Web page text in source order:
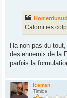
Homerdusud
Calomnies
Ha non pas du
des ennemis de la
parfois la
Iceman
Timide